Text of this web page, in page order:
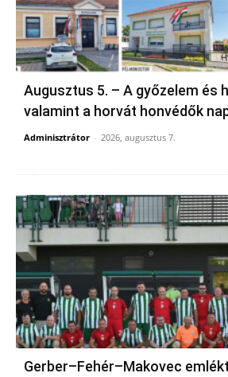
Augusztus 5. – A győzelem és
valamint a horvát honvédők
Adminisztrátor - 2026, augusztus 7.
Gerber–Fehér–Makovec